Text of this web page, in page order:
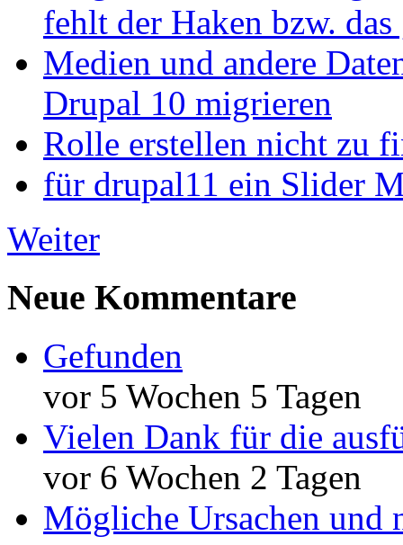
fehlt der Haken bzw.
Medien und andere
Drupal 10 migrieren
Rolle erstellen nicht zu
für drupal11 ein Slider
Weiter
Neue Kommentare
Gefunden
vor 5 Wochen 5 Tagen
Vielen Dank für die
vor 6 Wochen 2 Tagen
Mögliche Ursachen und